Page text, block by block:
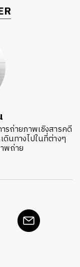
รถ่ายภาพเชิงสารคดี
ดินทางไปในที่ต่างๆ
พถ่าย